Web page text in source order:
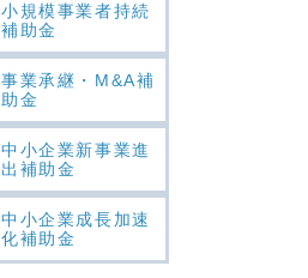
小規模事業者持続
補助金
事業承継・M&A補
助金
中小企業新事業進
出補助金
中小企業成長加速
化補助金